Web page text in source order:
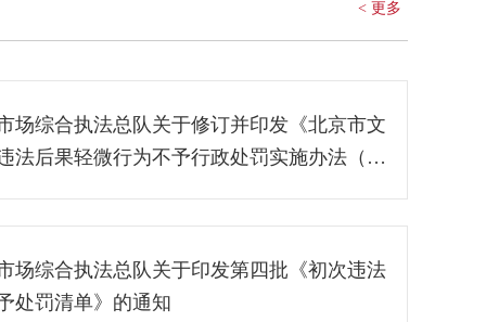
< 更多
场综合执法总队关于修订并印发《北京市文
法后果轻微行为不予行政处罚实施办法（试
场综合执法总队关于印发第四批《初次违法
处罚清单》的通知